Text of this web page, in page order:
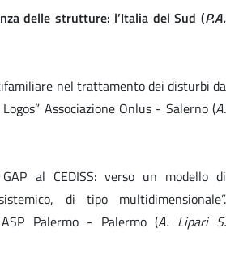
delle strutture: l’Italia del Sud (P.A.
nel trattamento dei disturbi da
Logos” Associazione Onlus - Salerno (A.
al CEDISS: verso un modello di
di tipo multidimensionale”.
Palermo - Palermo (A. Lipari S.